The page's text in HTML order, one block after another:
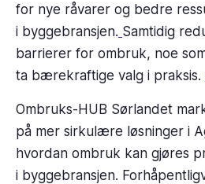
for nye råvarer og bedre
i byggebransjen. Samtidig
barrierer for ombruk, noe
ta bærekraftige valg i praksis.
Ombruks-HUB Sørlandet
på mer sirkulære løsninger i
hvordan ombruk kan gjøres
i byggebransjen.